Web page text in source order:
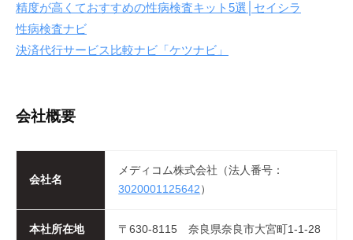
精度が高くておすすめの性病検査キット5選│セイシラ
性病検査ナビ
決済代行サービス比較ナビ「ケツナビ」
会社概要
会社名
メディコム株式会社（法人番号：
3020001125642 ）
本社所在地 〒630-8115 奈良県奈良市大宮町1-1-28